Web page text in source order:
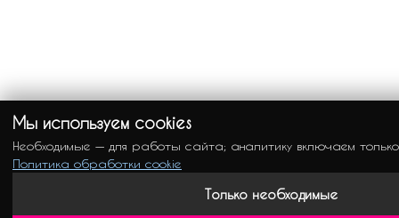
Мы используем cookies
Необходимые — для работы сайта; аналитику включаем
Политика обработки cookie
Только необходимые